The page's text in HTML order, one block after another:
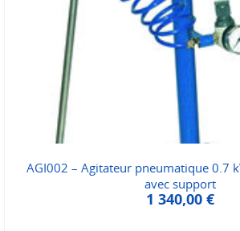
AGI002 – Agitateur pneumatique 0.7
avec support
1 340,00 €